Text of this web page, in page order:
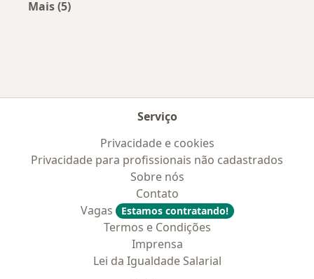
Mais (5)
Serviço
Privacidade e cookies
Privacidade para profissionais não cadastrados
Sobre nós
Contato
Vagas
Estamos contratando!
Termos e Condições
Imprensa
Lei da Igualdade Salarial